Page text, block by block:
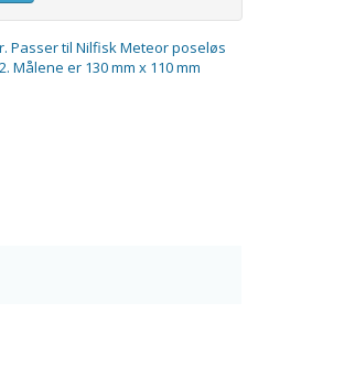
Passer til Nilfisk Meteor poseløs
Målene er 130 mm x 110 mm